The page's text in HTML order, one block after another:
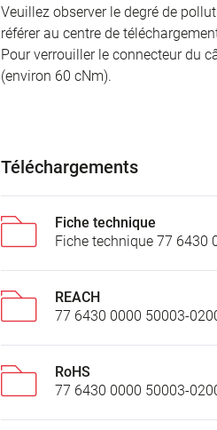
Veuillez observer le degré de
référer au centre de
Pour verrouiller le connecteur du
(environ 60 cNm).
Téléchargements
Fiche technique
Fiche technique 77 6430
REACH
77 6430 0000 50003-
RoHS
77 6430 0000 50003-